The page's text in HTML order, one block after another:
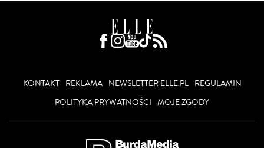
KONTAKT REKLAMA NEWSLETTER ELLE.PL
REGULAMIN
POLITYKA PRYWATNOŚCI MOJE ZGODY